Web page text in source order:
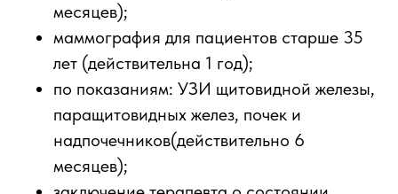
месяцев);
маммография для пациентов старше 35
лет (действительна 1 год);
по показаниям: УЗИ щитовидной железы,
паращитовидных желез, почек и
надпочечников(действительно 6
месяцев);